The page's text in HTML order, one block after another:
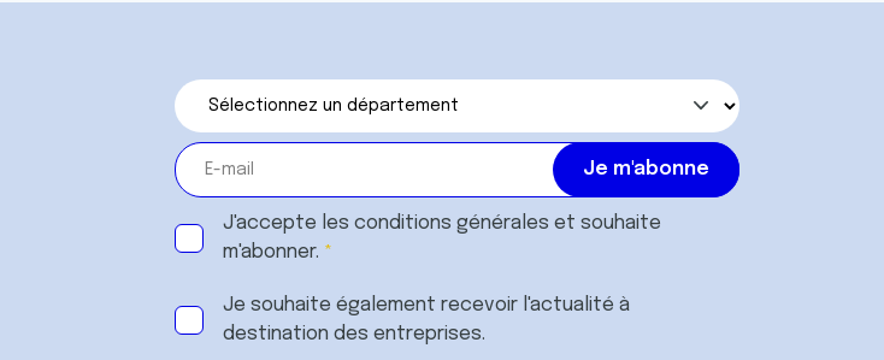
J'accepte les conditions générales et souhaite
m'abonner.
Je souhaite également recevoir l'actualité à
destination des entreprises.